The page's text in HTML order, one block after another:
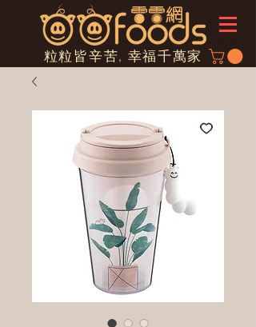
粒粒皆辛苦, 幸福千萬家